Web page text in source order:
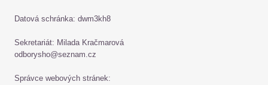
Datová schránka: dwm3kh8
Sekretariát: Milada Kračmarová
odborysho@seznam.cz
Správce webových stránek: